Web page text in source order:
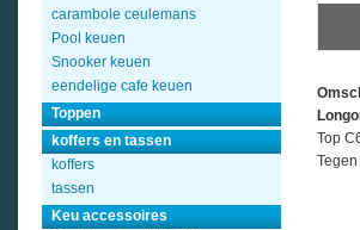
carambole ceulemans
Pool keuen
Snooker keuen
eendelige cafe keuen
Toppen
koffers en tassen
koffers
tassen
Keu accessoires
Top